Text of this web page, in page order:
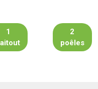
1
2
poêles